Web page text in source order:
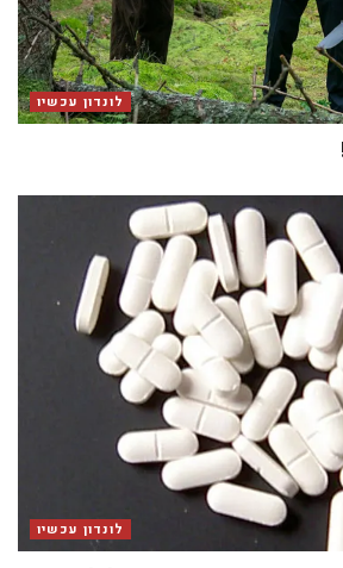
לונדון עכשיו
לונדון עכשיו